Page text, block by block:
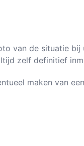
van de situatie bij
zelf definitief
maken van